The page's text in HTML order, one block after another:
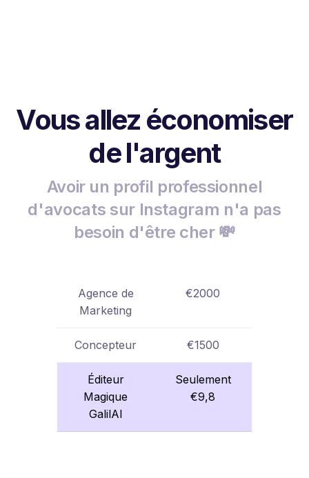
Vous allez économiser
de l'argent
Avoir un profil professionnel
d'avocats sur Instagram n'a pas
besoin d'être cher 💸
Agence de
Marketing
€2000
Concepteur €1500
Éditeur
Magique
GalilAI
Seulement
€9,8